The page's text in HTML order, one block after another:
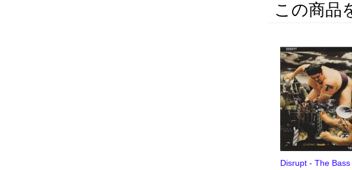
この商品
Disrupt - The